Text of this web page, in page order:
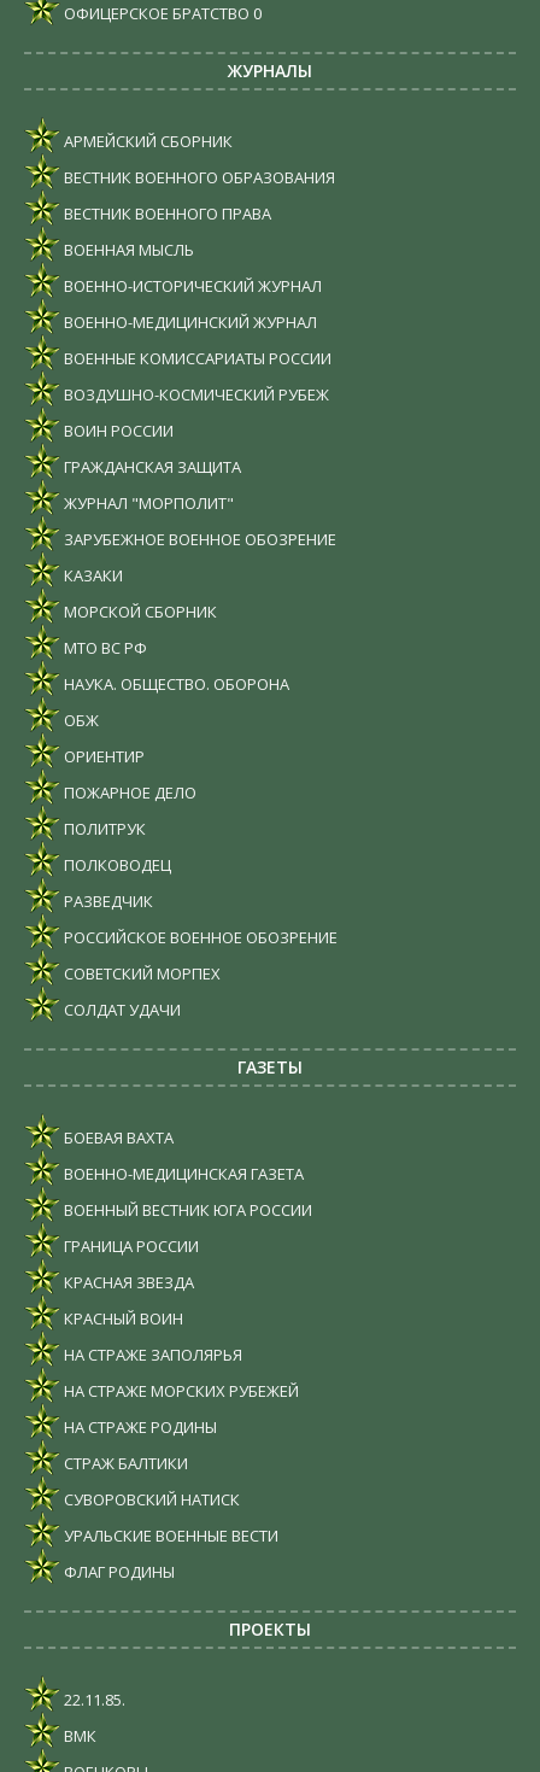
ОФИЦЕРСКОЕ БРАТСТВО 0
ЖУРНАЛЫ
АРМЕЙСКИЙ СБОРНИК
ВЕСТНИК ВОЕННОГО ОБРАЗОВАНИЯ
ВЕСТНИК ВОЕННОГО ПРАВА
ВОЕННАЯ МЫСЛЬ
ВОЕННО-ИСТОРИЧЕСКИЙ ЖУРНАЛ
ВОЕННО-МЕДИЦИНСКИЙ ЖУРНАЛ
ВОЕННЫЕ КОМИССАРИАТЫ РОССИИ
ВОЗДУШНО-КОСМИЧЕСКИЙ РУБЕЖ
ВОИН РОССИИ
ГРАЖДАНСКАЯ ЗАЩИТА
ЖУРНАЛ "МОРПОЛИТ"
ЗАРУБЕЖНОЕ ВОЕННОЕ ОБОЗРЕНИЕ
КАЗАКИ
МОРСКОЙ СБОРНИК
МТО ВС РФ
НАУКА. ОБЩЕСТВО. ОБОРОНА
ОБЖ
ОРИЕНТИР
ПОЖАРНОЕ ДЕЛО
ПОЛИТРУК
ПОЛКОВОДЕЦ
РАЗВЕДЧИК
РОССИЙСКОЕ ВОЕННОЕ ОБОЗРЕНИЕ
СОВЕТСКИЙ МОРПЕХ
СОЛДАТ УДАЧИ
ГАЗЕТЫ
БОЕВАЯ ВАХТА
ВОЕННО-МЕДИЦИНСКАЯ ГАЗЕТА
ВОЕННЫЙ ВЕСТНИК ЮГА РОССИИ
ГРАНИЦА РОССИИ
КРАСНАЯ ЗВЕЗДА
КРАСНЫЙ ВОИН
НА СТРАЖЕ ЗАПОЛЯРЬЯ
НА СТРАЖЕ МОРСКИХ РУБЕЖЕЙ
НА СТРАЖЕ РОДИНЫ
СТРАЖ БАЛТИКИ
СУВОРОВСКИЙ НАТИСК
УРАЛЬСКИЕ ВОЕННЫЕ ВЕСТИ
ФЛАГ РОДИНЫ
ПРОЕКТЫ
22.11.85.
ВМК